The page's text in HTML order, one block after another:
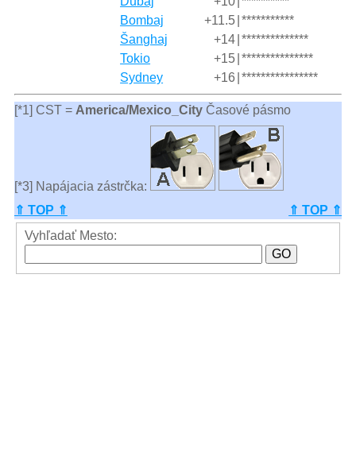
Bombaj
+11.5 ***********
Šanghaj
+14 **************
Tokio
+15 ***************
Sydney
+16 ****************
[*1] CST = America/Mexico_CityČasové pásmo
[*3] Napájacia zástrčka:
⇑ TOP ⇑
⇑ TOP ⇑
Vyhľadať Mesto: